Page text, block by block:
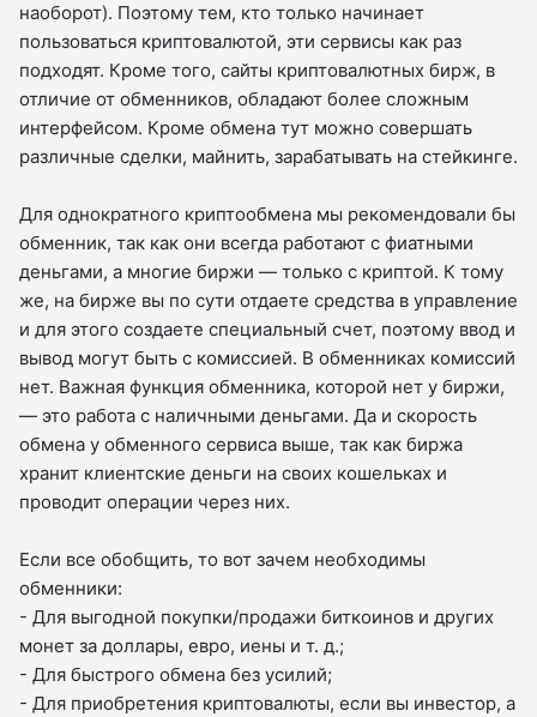
наоборот). Поэтому тем, кто только начинает
пользоваться криптовалютой, эти сервисы как раз
подходят. Кроме того, сайты криптовалютных бирж, в
отличие от обменников, обладают более сложным
интерфейсом. Кроме обмена тут можно совершать
различные сделки, майнить, зарабатывать на стейкинге.
Для однократного криптообмена мы рекомендовали бы
обменник, так как они всегда работают с фиатными
деньгами, а многие биржи — только с криптой. К тому
же, на бирже вы по сути отдаете средства в управление
и для этого создаете специальный счет, поэтому ввод и
вывод могут быть с комиссией. В обменниках комиссий
нет. Важная функция обменника, которой нет у биржи,
— это работа с наличными деньгами. Да и скорость
обмена у обменного сервиса выше, так как биржа
хранит клиентские деньги на своих кошельках и
проводит операции через них.
Если все обобщить, то вот зачем необходимы
обменники:
- Для выгодной покупки/продажи биткоинов и других
монет за доллары, евро, иены и т. д.;
- Для быстрого обмена без усилий;
- Для приобретения криптовалюты, если вы инвестор, а